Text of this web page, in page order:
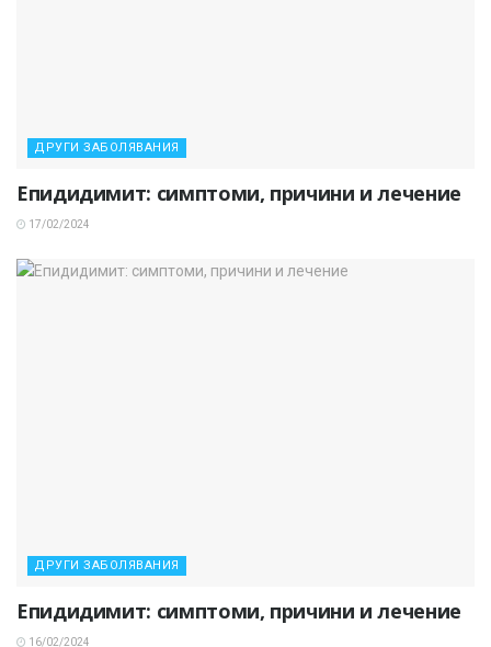
ДРУГИ ЗАБОЛЯВАНИЯ
Епидидимит: симптоми, причини и лечение
17/02/2024
ДРУГИ ЗАБОЛЯВАНИЯ
Епидидимит: симптоми, причини и лечение
16/02/2024